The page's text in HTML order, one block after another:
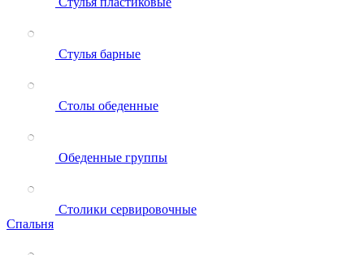
Стулья барные
Столы обеденные
Обеденные группы
Столики сервировочные
Спальня